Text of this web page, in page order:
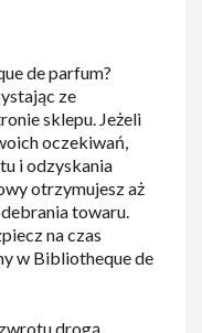
de parfum?
ze
sklepu. Jeżeli
oczekiwań,
i odzyskania
otrzymujesz aż
towaru.
na czas
w Bibliotheque de
drogą